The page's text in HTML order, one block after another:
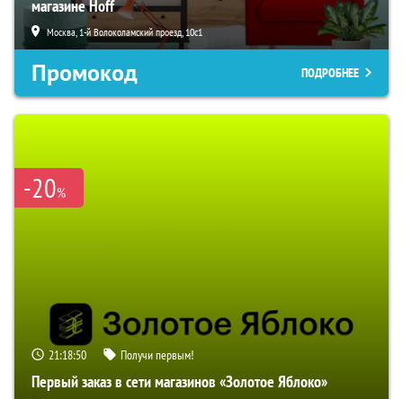
магазине Hoff
Москва, 1-й Волоколамский проезд, 10с1
Промокод ПОДРОБНЕЕ
-20%
21:18:49 Получи первым!
Первый заказ в сети магазинов «Золотое Яблоко»